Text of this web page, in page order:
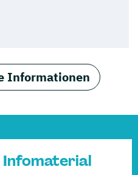
Informationen
Infomaterial